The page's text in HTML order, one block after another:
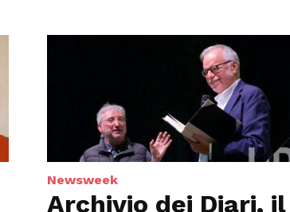
Newsweek
Archivio dei Diari, il